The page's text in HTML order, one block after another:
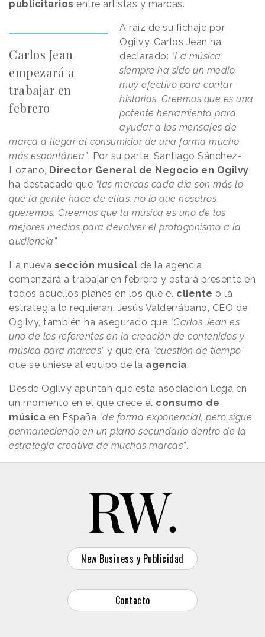
publicitarios entre artistas y marcas.
Carlos Jean
empezará a
trabajar en
febrero
A raíz de su fichaje por
Ogilvy, Carlos Jean ha
declarado: “La música
siempre ha sido un medio
muy efectivo para contar
historias. Creemos que es una
potente herramienta para
ayudar a los mensajes de
marca a llegar al consumidor de una forma mucho
más espontánea”. Por su parte, Santiago Sánchez-
Lozano, Director General de Negocio en Ogilvy,
ha destacado que “las marcas cada día son más lo
que la gente hace de ellas, no lo que nosotros
queremos. Creemos que la música es uno de los
mejores medios para devolver el protagonismo a la
audiencia”.
La nueva sección musical de la agencia
comenzará a trabajar en febrero y estará presente en
todos aquellos planes en los que el cliente o la
estrategia lo requieran. Jesús Valderrábano, CEO de
Ogilvy, también ha asegurado que “Carlos Jean es
uno de los referentes en la creación de contenidos y
música para marcas”y que era “cuestión de tiempo”
que se uniese al equipo de la agencia.
Desde Ogilvy apuntan que esta asociación llega en
un momento en el que crece el consumo de
música en España “de forma exponencial, pero sigue
permaneciendo en un plano secundario dentro de la
estrategia creativa de muchas marcas”.
New Business y Publicidad
Contacto